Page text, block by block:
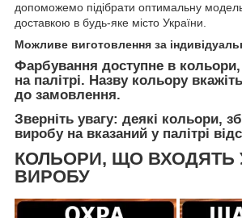
допоможемо підібрати оптимальну
доставкою в будь-яке місто України.
Можливе виготовлення за
Фарбування доступне в кольори,
на палітрі. Назву кольору
до замовлення.
Зверніть увагу: деякі кольори,
виробу на вказаний у палітрі
КОЛЬОРИ, ЩО ВХОДЯТЬ
ВИРОБУ